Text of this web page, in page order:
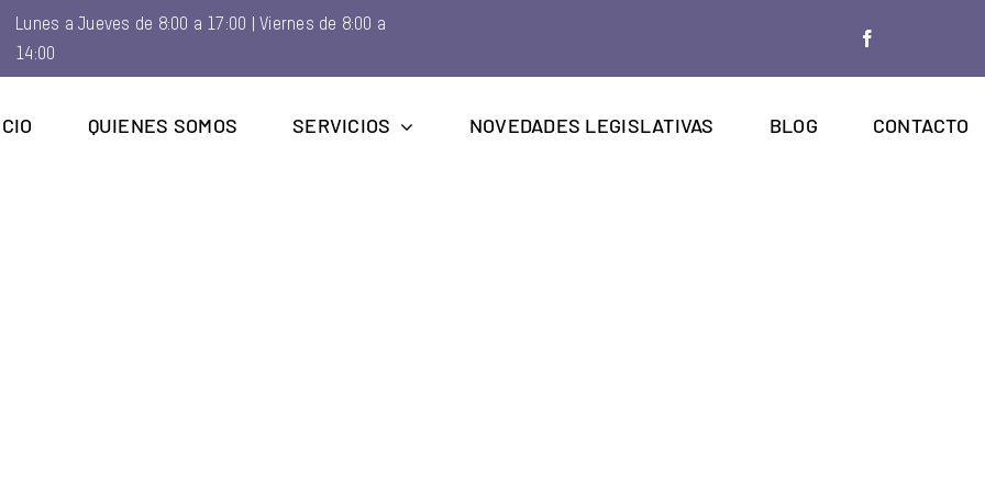
Lunes a Jueves de 8:00 a 17:00 | Viernes de 8:00 a
14:00
QUIENES SOMOS SERVICIOS NOVEDADES LEGISLATIVAS BLOG CONTACTO